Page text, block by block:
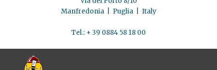
Manfredonia | Puglia | Italy
Tel.: + 39 0884 58 18 00